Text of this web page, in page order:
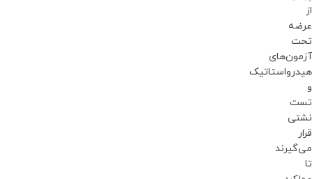
از
عرضه
تحت
آزمون‌های
هیدرواستاتیک
و
تست
نشتی
قرار
می‌گیرند
تا